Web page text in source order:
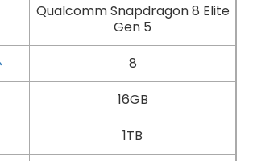
構圖拍攝更直覺
在影像系統上帶來更專業的拍攝體驗，
鏡頭排列設計，但仍保留經典三鏡頭組
T* 抗反射鍍膜，有助於減少眩光與鬼
加純淨清晰。三顆後鏡頭皆採用 4,800
Qualcomm Snapdragon 8 Elite
Gen 5
8
16GB
1TB